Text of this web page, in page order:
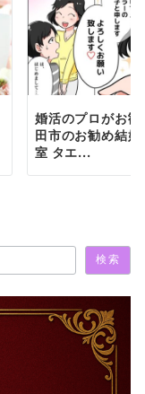
婚活のプロがお
田市のお勧め結
室 タエ...
検索